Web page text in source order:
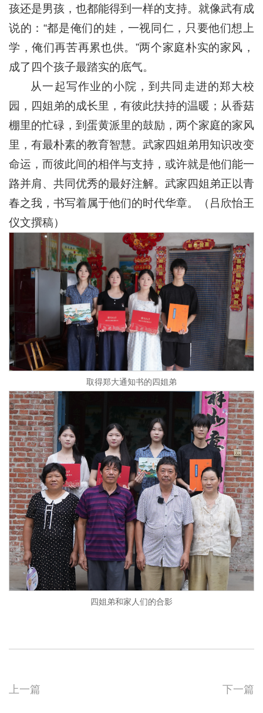
孩还是男孩，也都能得到一样的支持。就像武有成
说的：“都是俺们的娃，一视同仁，只要他们想上
学，俺们再苦再累也供。”两个家庭朴实的家风，
成了四个孩子最踏实的底气。
从一起写作业的小院，到共同走进的郑大校
园，四姐弟的成长里，有彼此扶持的温暖；从香菇
棚里的忙碌，到蛋黄派里的鼓励，两个家庭的家风
里，有最朴素的教育智慧。武家四姐弟用知识改变
命运，而彼此间的相伴与支持，或许就是他们能一
路并肩、共同优秀的最好注解。武家四姐弟正以青
春之我，书写着属于他们的时代华章。（吕欣怡王
仪文撰稿）
取得郑大通知书的四姐弟
四姐弟和家人们的合影
上一篇 下一篇